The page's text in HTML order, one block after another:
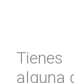
Tienes
alguna